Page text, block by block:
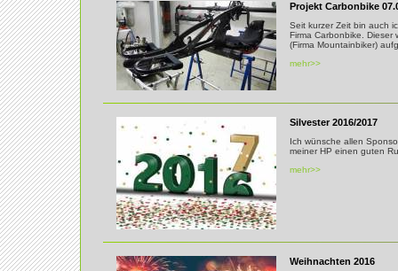
Projekt Carbonbike
Seit kurzer Zeit bin auch
Firma Carbonbike. Dieser
(Firma Mountainbiker)
mehr>>
Silvester 2016/2017
Ich wünsche allen
meiner HP einen guten
mehr>>
Weihnachten 2016